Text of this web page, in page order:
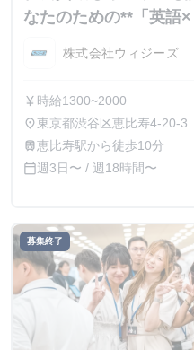
なたのための**「英語
株式会社ウィジーズ
currency_yen 時給1300~2000
place東京都渋谷区恵比寿4-20-
train恵比寿駅から徒歩10分
calendar_today週3日〜 / 週18時間〜
募集終了